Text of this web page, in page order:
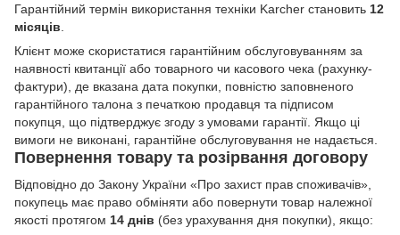
Гарантійний термін використання техніки Karcher становить 12
місяців
Клієнт може скористатися гарантійним обслуговуванням за
наявності квитанції або товарного чи касового чека (рахунку-
фактури), де вказана дата покупки, повністю заповненого
гарантійного талона з печаткою продавця та підписом
покупця, що підтверджує згоду з умовами гарантії. Якщо ці
вимоги не виконані, гарантійне обслуговування не надається.
Повернення товару та розірвання договору
Відповідно до Закону України «Про захист прав споживачів»,
покупець має право обміняти або повернути товар належної
якості протягом 14 днів (без урахування дня покупки), якщо: